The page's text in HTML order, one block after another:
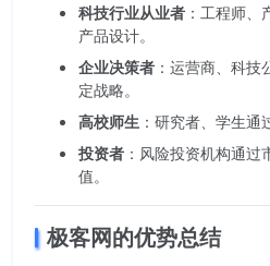
科技行业从业者 ：工程师
产品设计。
企业决策者 ：运营商、科
定战略。
高校师生 ：研究者、学生通
投资者 ：风险投资机构通
值。
极客网的优势总结